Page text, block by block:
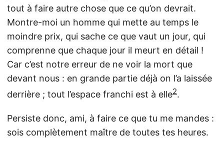
tout à faire autre chose que ce qu’on devrait.
Montre-moi un homme qui mette au temps le
moindre prix, qui sache ce que vaut un jour, qui
comprenne que chaque jour il meurt en détail !
Car c’est notre erreur de ne voir la mort que
devant nous : en grande partie déjà on l’a laissée
derrière ; tout l’espace franchi est à elle2.
Persiste donc, ami, à faire ce que tu me mandes :
sois complètement maître de toutes tes heures.